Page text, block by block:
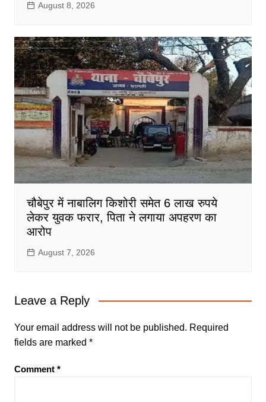
August 8, 2026
चौबेपुर में नाबालिग किशोरी समेत 6 लाख रुपये
लेकर युवक फरार, पिता ने लगाया अपहरण का
आरोप
August 7, 2026
Leave a Reply
Your email address will not be published. Required
fields are marked *
Comment *